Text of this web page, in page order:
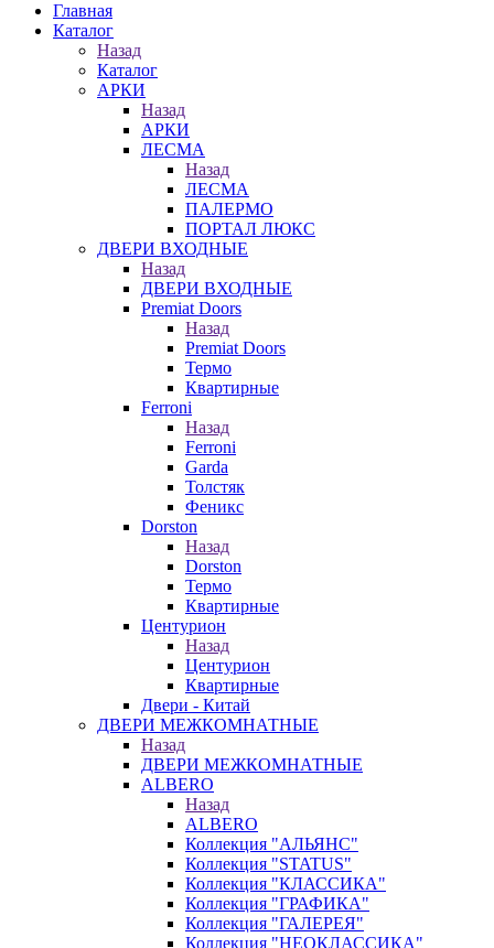
Главная
Каталог
Назад
Каталог
АРКИ
Назад
АРКИ
ЛЕСМА
Назад
ЛЕСМА
ПАЛЕРМО
ПОРТАЛ ЛЮКС
ДВЕРИ ВХОДНЫЕ
Назад
ДВЕРИ ВХОДНЫЕ
Premiat Doors
Назад
Premiat Doors
Термо
Квартирные
Ferroni
Назад
Ferroni
Garda
Толстяк
Феникс
Dorston
Назад
Dorston
Термо
Квартирные
Центурион
Назад
Центурион
Квартирные
Двери - Китай
ДВЕРИ МЕЖКОМНАТНЫЕ
Назад
ДВЕРИ МЕЖКОМНАТНЫЕ
ALBERO
Назад
ALBERO
Коллекция "АЛЬЯНС"
Коллекция "STATUS"
Коллекция "КЛАССИКА"
Коллекция "ГРАФИКА"
Коллекция "ГАЛЕРЕЯ"
Коллекция "НЕОКЛАССИКА"